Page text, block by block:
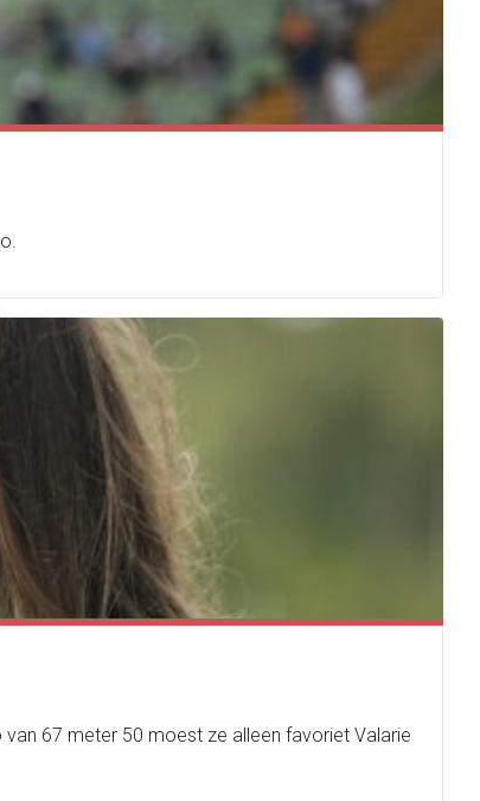
67 meter 50 moest ze alleen favoriet Valarie